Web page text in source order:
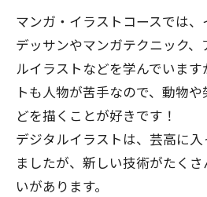
マンガ・イラストコースでは
デッサンやマンガテクニック
ルイラストなどを学んでいま
トも人物が苦手なので、動物
どを描くことが好きです！
デジタルイラストは、芸高に
ましたが、新しい技術がたく
いがあります。